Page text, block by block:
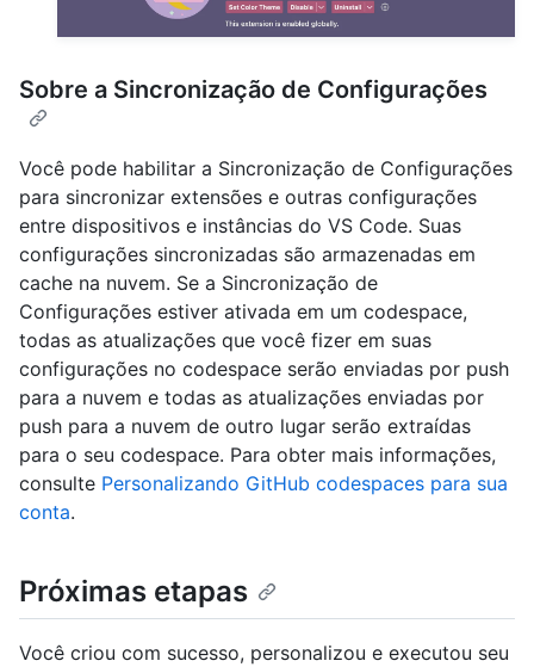
Sobre a Sincronização de Configurações
Você pode habilitar a Sincronização de Configurações
para sincronizar extensões e outras configurações
entre dispositivos e instâncias do VS Code. Suas
configurações sincronizadas são armazenadas em
cache na nuvem. Se a Sincronização de
Configurações estiver ativada em um codespace,
todas as atualizações que você fizer em suas
configurações no codespace serão enviadas por push
para a nuvem e todas as atualizações enviadas por
push para a nuvem de outro lugar serão extraídas
para o seu codespace. Para obter mais informações,
consulte Personalizando GitHub codespaces para sua
conta.
Próximas etapas
Você criou com sucesso, personalizou e executou seu